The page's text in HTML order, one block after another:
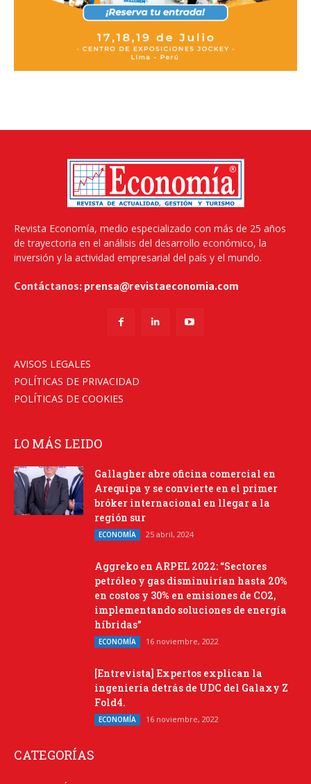
Revista Economía, medio especializado con más de 25 años
de trayectoria en el análisis del desarrollo económico, la
inversión y la actividad empresarial del país y el mundo.
Contáctanos: prensa@revistaeconomia.com
AVISOS LEGALES
POLÍTICAS DE PRIVACIDAD
POLÍTICAS DE COOKIES
LO MÁS LEIDO
Gallagher abre oficina comercial en
Arequipa y se convierte en el primer
bróker internacional en llegar a la
región sur
ECONOMÍA 25 abril, 2024
Aggreko en ARPEL 2022: “Sectores
petróleo y gas disminuirían hasta 20%
en costos y 30% en emisiones de CO2,
implementando soluciones de energía
híbridas”
ECONOMÍA 16 noviembre, 2022
[Entrevista] Expertos explican la
ingeniería detrás de UDC del Galaxy Z
Fold4.
ECONOMÍA 16 noviembre, 2022
CATEGORÍAS